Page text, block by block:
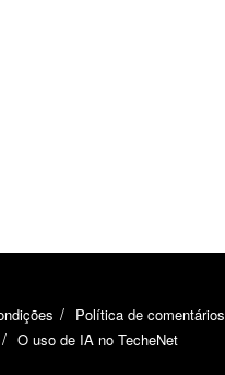
Política de comentários
O uso de IA no TecheNet